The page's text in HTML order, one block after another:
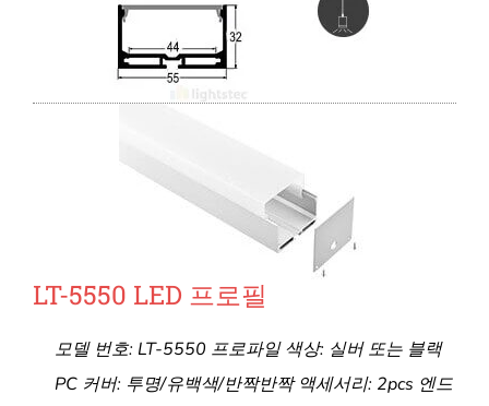
LT-5550 LED 프로필
모델 번호: LT-5550 프로파일 색상: 실버 또는 블랙
PC 커버: 투명/유백색/반짝반짝 액세서리: 2pcs 엔드